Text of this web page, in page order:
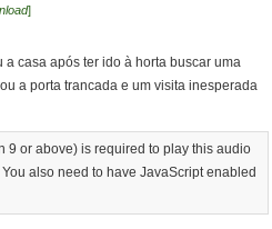
]
casa após ter ido à horta buscar uma
a porta trancada e um visita inesperada
9 or above) is required to play this audio
. You also need to have JavaScript enabled